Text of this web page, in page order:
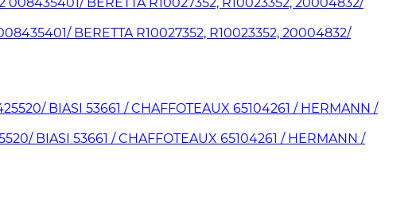
BERETTA R10027352, R10023352, 20004832/
BIASI 53661 / CHAFFOTEAUX 65104261 / HERMANN /